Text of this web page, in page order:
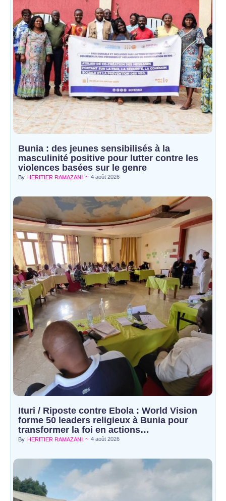
Bunia : des jeunes sensibilisés à la
masculinité positive pour lutter contre les
violences basées sur le genre
By HERITIER RAMAZANI ~ 4 août 2026
Ituri / Riposte contre Ebola : World Vision
forme 50 leaders religieux à Bunia pour
transformer la foi en actions…
By HERITIER RAMAZANI ~ 4 août 2026